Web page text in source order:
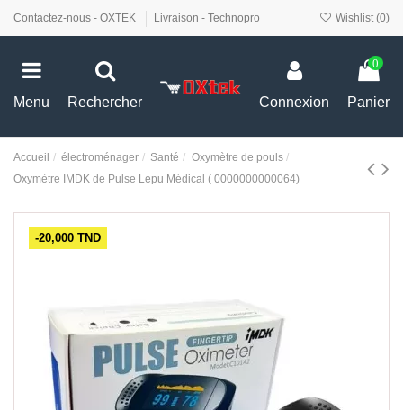
Contactez-nous - OXTEK Livraison - Technopro Wishlist (0)
Menu Rechercher Connexion
0
Panier
Accueil électroménager Santé
Oxymètre de pouls
Oxymètre IMDK de Pulse Lepu Médical ( 0000000000064)
-20,000 TND